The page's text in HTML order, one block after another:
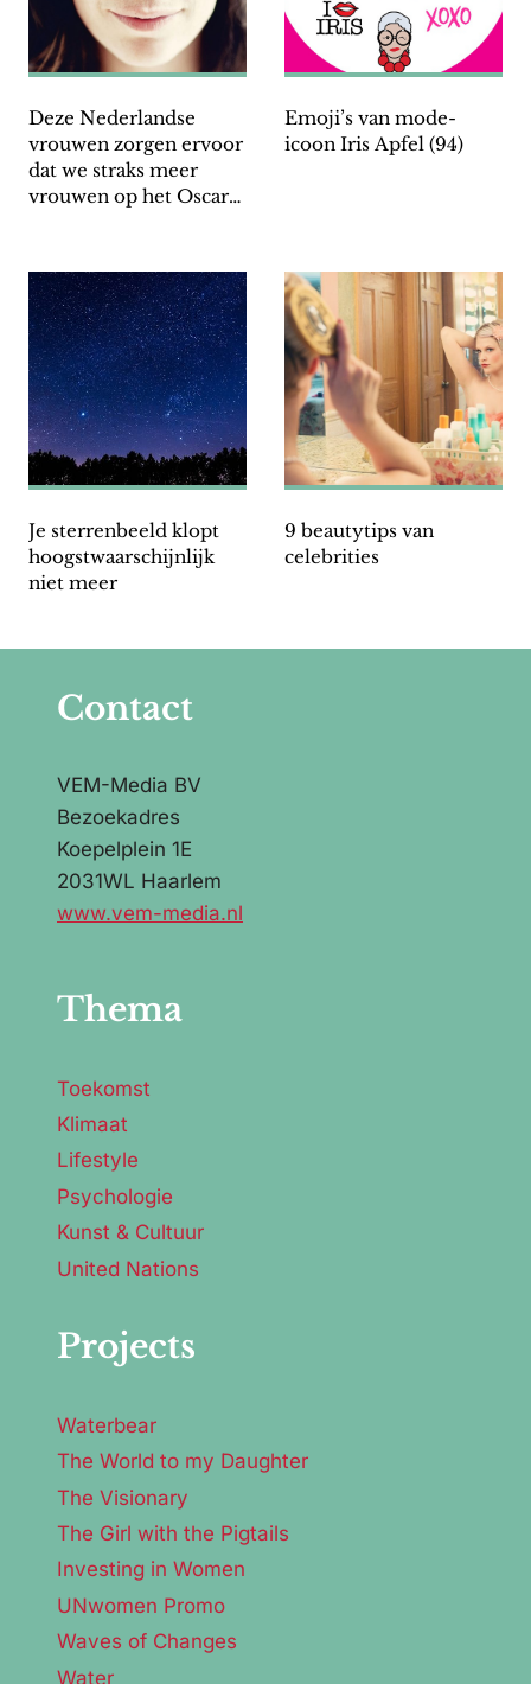
Deze Nederlandse
vrouwen zorgen ervoor
dat we straks meer
vrouwen op het Oscar-
Emoji’s van mode-
icoon Iris Apfel (94)
Je sterrenbeeld klopt
hoogstwaarschijnlijk
niet meer
9 beautytips van
celebrities
Contact
VEM-Media BV
Bezoekadres
Koepelplein 1E
2031WL Haarlem
www.vem-media.nl
Thema
Toekomst
Klimaat
Lifestyle
Psychologie
Kunst & Cultuur
United Nations
Projects
Waterbear
The World to my Daughter
The Visionary
The Girl with the Pigtails
Investing in Women
UNwomen Promo
Waves of Changes
Water